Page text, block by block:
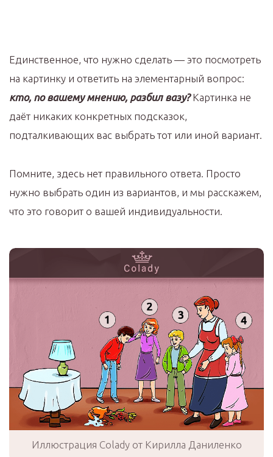
Единственное, что нужно сделать — это посмотреть
на картинку и ответить на элементарный вопрос:
кто, по вашему мнению, разбил вазу? Картинка не
даёт никаких конкретных подсказок,
подталкивающих вас выбрать тот или иной вариант.
Помните, здесь нет правильного ответа. Просто
нужно выбрать один из вариантов, и мы расскажем,
что это говорит о вашей индивидуальности.
Иллюстрация Colady от Кирилла Даниленко